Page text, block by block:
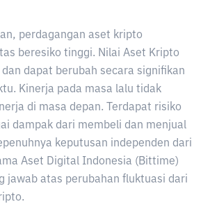
perdagangan aset kripto
beresiko tinggi. Nilai Aset Kripto
dapat berubah secara signifikan
Kinerja pada masa lalu tidak
di masa depan. Terdapat risiko
dampak dari membeli dan menjual
keputusan independen dari
Aset Digital Indonesia (Bittime)
jawab atas perubahan fluktuasi dari